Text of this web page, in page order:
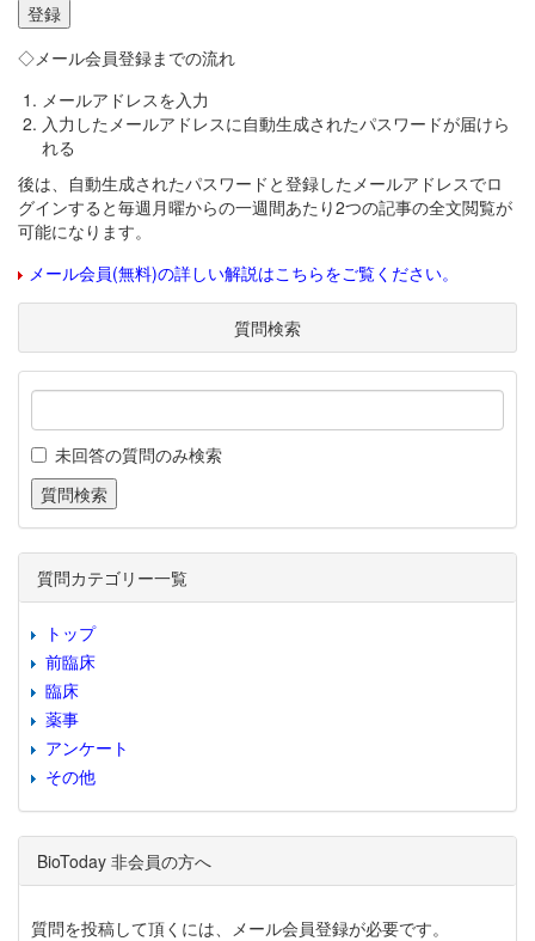
◇メール会員登録までの流れ
メールアドレスを入力
入力したメールアドレスに自動生成されたパスワードが届けら
れる
後は、自動生成されたパスワードと登録したメールアドレスでロ
グインすると毎週月曜からの一週間あたり2つの記事の全文閲覧が
可能になります。
メール会員(無料)の詳しい解説はこちらをご覧ください。
質問検索
未回答の質問のみ検索
質問カテゴリー一覧
トップ
前臨床
臨床
薬事
アンケート
その他
BioToday 非会員の方へ
質問を投稿して頂くには、メール会員登録が必要です。